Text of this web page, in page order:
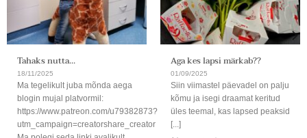
Tahaks nutta…
18/11/2025
Ma tegelikult juba mõnda aega
blogin mujal platvormil:
https://www.patreon.com/u79382873?
utm_campaign=creatorshare_creator
Aga kes lapsi märkab??
01/09/2025
Siin viimastel päevadel on palju
kõmu ja isegi draamat keritud
üles teemal, kas lapsed peaksid
[...]